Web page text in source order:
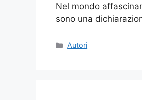
Nel mondo
sono una
Categories
Autori